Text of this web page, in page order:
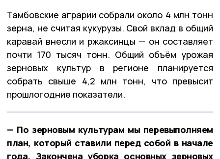
Тамбовские аграрии собрали около 4 млн тонн
зерна, не считая кукурузы. Свой вклад в общий
каравай внесли и ржаксинцы — он составляет
почти 170 тысяч тонн. Общий объём урожая
зерновых культур в регионе планируется
собрать свыше 4,2 млн тонн, что превысит
прошлогодние показатели.
— По зерновым культурам мы перевыполняем
план, который ставили перед собой в начале
года. Закончена уборка основных зерновых